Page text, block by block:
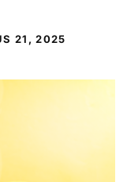
21, 2025